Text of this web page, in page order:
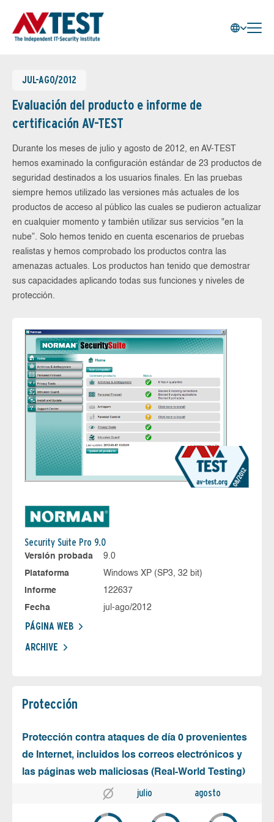
JUL-AGO/2012
Evaluación del producto e informe de
certificación AV-TEST
Durante los meses de julio y agosto de 2012, en AV-TEST
hemos examinado la configuración estándar de 23 productos de
seguridad destinados a los usuarios finales. En las pruebas
siempre hemos utilizado las versiones más actuales de los
productos de acceso al público las cuales se pudieron actualizar
en cualquier momento y también utilizar sus servicios "en la
nube”. Solo hemos tenido en cuenta escenarios de pruebas
realistas y hemos comprobado los productos contra las
amenazas actuales. Los productos han tenido que demostrar
sus capacidades aplicando todas sus funciones y niveles de
protección.
Security Suite Pro 9.0
Versión probada
9.0
Plataforma
Windows XP (SP3, 32 bit)
Informe
122637
Fecha
jul-ago/2012
PÁGINA WEB
ARCHIVE
Protección
Protección contra ataques de día 0 provenientes
de Internet, incluidos los correos electrónicos y
las páginas web maliciosas (Real-World Testing)
julio agosto